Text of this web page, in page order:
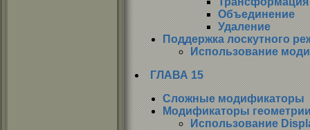
Объединение
Удаление
Поддержка лоскутного
Использование
ГЛАВА 15
Сложные модификаторы
Модификаторы
Использование